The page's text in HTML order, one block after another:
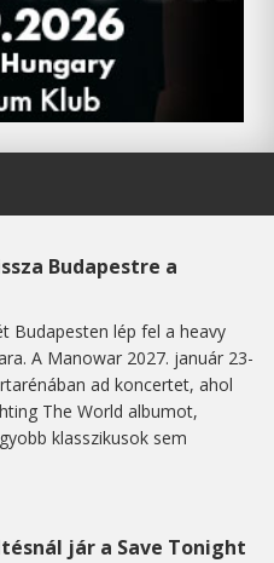
Budapestre a
Budapesten lép fel a heavy
A Manowar 2027. január 23-
ad koncertet, ahol
The World albumot,
klasszikusok sem
jár a Save Tonight